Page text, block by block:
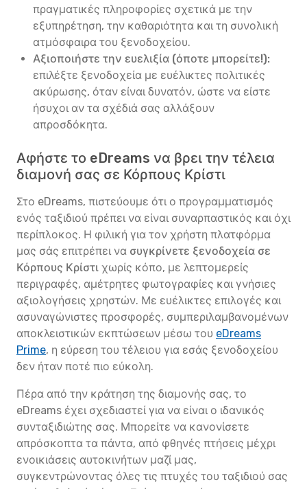
πραγματικές πληροφορίες σχετικά με την
εξυπηρέτηση, την καθαριότητα και τη συνολική
ατμόσφαιρα του ξενοδοχείου.
Αξιοποιήστε την ευελιξία (όποτε μπορείτε!):
επιλέξτε ξενοδοχεία με ευέλικτες πολιτικές
ακύρωσης, όταν είναι δυνατόν, ώστε να είστε
ήσυχοι αν τα σχέδιά σας αλλάξουν
απροσδόκητα.
Αφήστε το eDreams να βρει την τέλεια
διαμονή σας σε Κόρπους Κρίστι
Στο eDreams, πιστεύουμε ότι ο προγραμματισμός
ενός ταξιδιού πρέπει να είναι συναρπαστικός και όχι
περίπλοκος. Η φιλική για τον χρήστη πλατφόρμα
μας σάς επιτρέπει να συγκρίνετε ξενοδοχεία σε
Κόρπους Κρίστι χωρίς κόπο, με λεπτομερείς
περιγραφές, αμέτρητες φωτογραφίες και γνήσιες
αξιολογήσεις χρηστών. Με ευέλικτες επιλογές και
ασυναγώνιστες προσφορές, συμπεριλαμβανομένων
αποκλειστικών εκπτώσεων μέσω του eDreams
Prime, η εύρεση του τέλειου για εσάς ξενοδοχείου
δεν ήταν ποτέ πιο εύκολη.
Πέρα από την κράτηση της διαμονής σας, το
eDreams έχει σχεδιαστεί για να είναι ο ιδανικός
συνταξιδιώτης σας. Μπορείτε να κανονίσετε
απρόσκοπτα τα πάντα, από φθηνές πτήσεις μέχρι
ενοικιάσεις αυτοκινήτων μαζί μας,
συγκεντρώνοντας όλες τις πτυχές του ταξιδιού σας